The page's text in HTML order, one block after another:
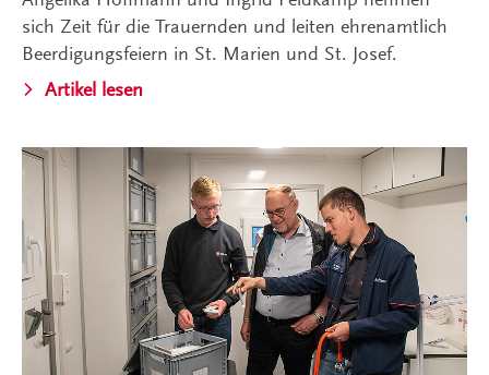
sich Zeit für die Trauernden und leiten ehrenamtlich
Beerdigungsfeiern in St. Marien und St. Josef.
Artikel lesen